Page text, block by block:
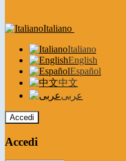
Italiano
Italiano
English
Español
中文
عربى
Accedi
Accedi